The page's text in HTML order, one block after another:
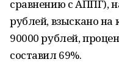
сравнению с АППГ),
рублей, взыскано на
90000 рублей,
составил 69%.